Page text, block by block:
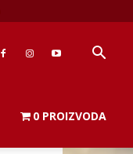
0 PROIZVODA